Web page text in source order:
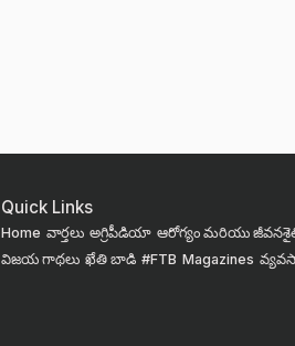
Quick Links
Home వార్తలు అగ్రిపీడియా ఆరోగ్యం మరియు
విజయ గాథలు ఖేతి బాడి #FTB Magazines